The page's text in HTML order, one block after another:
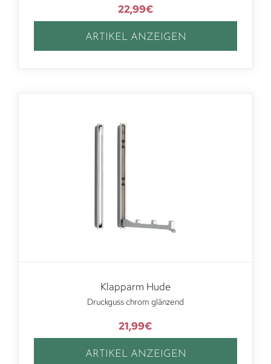
22,99€
ARTIKEL ANZEIGEN
Klapparm Hude
Druckguss chrom glänzend
21,99€
ARTIKEL ANZEIGEN